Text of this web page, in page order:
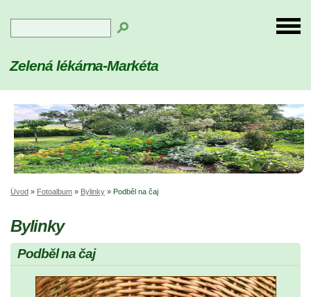
Zelená lékárna-Markéta
Úvod » Fotoalbum » Bylinky » Podběl na čaj
Bylinky
Podběl na čaj